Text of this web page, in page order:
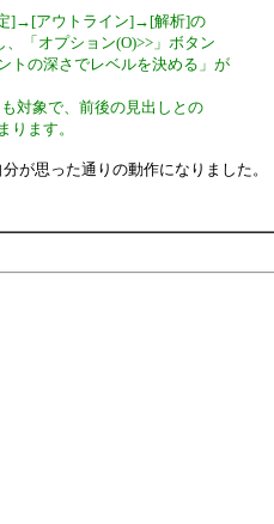
]→[アウトライン]→[解析]の
「オプション(O)>>」ボタン
トの深さでレベルを決める」が
対象で、前後の見出しとの
ります。
が思った通りの動作になりました。